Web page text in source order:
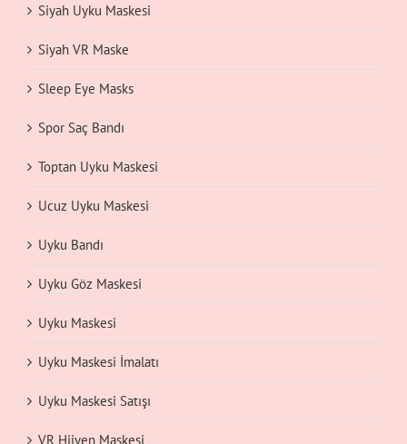
Siyah Uyku Maskesi
Siyah VR Maske
Sleep Eye Masks
Spor Saç Bandı
Toptan Uyku Maskesi
Ucuz Uyku Maskesi
Uyku Bandı
Uyku Göz Maskesi
Uyku Maskesi
Uyku Maskesi İmalatı
Uyku Maskesi Satışı
VR Hijyen Maskesi